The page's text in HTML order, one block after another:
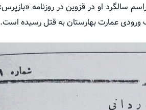
عمارت بهارستان به قتل رسیده است.